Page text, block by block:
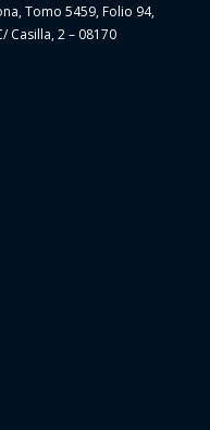
Tomo 5459, Folio 94,
Casilla, 2 – 08170